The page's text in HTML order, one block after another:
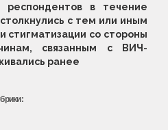
респондентов в течение
с тем или иным
стигматизации со стороны
связанным с ВИЧ-
ранее